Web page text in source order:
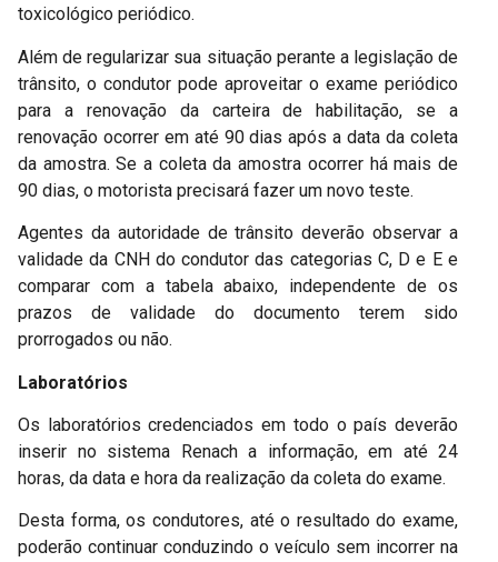
toxicológico periódico.
Além de regularizar sua situação perante a legislação de
trânsito, o condutor pode aproveitar o exame periódico
para a renovação da carteira de habilitação, se a
renovação ocorrer em até 90 dias após a data da coleta
da amostra. Se a coleta da amostra ocorrer há mais de
90 dias, o motorista precisará fazer um novo teste.
Agentes da autoridade de trânsito deverão observar a
validade da CNH do condutor das categorias C, D e E e
comparar com a tabela abaixo, independente de os
prazos de validade do documento terem sido
prorrogados ou não.
Laboratórios
Os laboratórios credenciados em todo o país deverão
inserir no sistema Renach a informação, em até 24
horas, da data e hora da realização da coleta do exame.
Desta forma, os condutores, até o resultado do exame,
poderão continuar conduzindo o veículo sem incorrer na